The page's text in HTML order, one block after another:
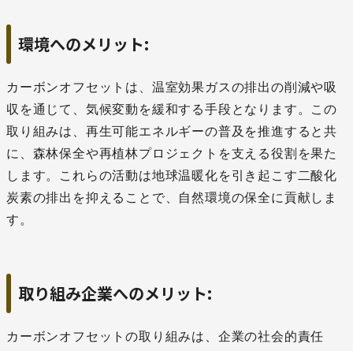
環境へのメリット:
カーボンオフセットは、温室効果ガスの排出の削減や吸
収を通じて、気候変動を緩和する手段となります。この
取り組みは、再生可能エネルギーの普及を推進すると共
に、森林保全や再植林プロジェクトを支える役割を果た
します。これらの活動は地球温暖化を引き起こす二酸化
炭素の排出を抑えることで、自然環境の保全に貢献しま
す。
取り組み企業へのメリット:
カーボンオフセットの取り組みは、企業の社会的責任